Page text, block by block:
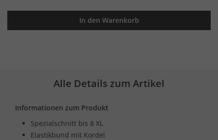
In den Warenkorb
Alle Details zum Artikel
Informationen zum Produkt
Spezialschnitt bis 8 XL
Elastikbund mit Kordel